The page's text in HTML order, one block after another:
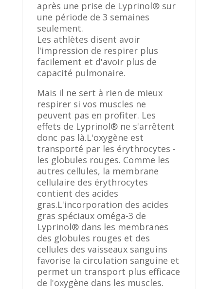
après une prise de Lyprinol® sur
une période de 3 semaines
seulement.
Les athlètes disent avoir
l'impression de respirer plus
facilement et d'avoir plus de
capacité pulmonaire.
Mais il ne sert à rien de mieux
respirer si vos muscles ne
peuvent pas en profiter. Les
effets de Lyprinol® ne s'arrêtent
donc pas là.L'oxygène est
transporté par les érythrocytes -
les globules rouges. Comme les
autres cellules, la membrane
cellulaire des érythrocytes
contient des acides
gras.L'incorporation des acides
gras spéciaux oméga-3 de
Lyprinol® dans les membranes
des globules rouges et des
cellules des vaisseaux sanguins
favorise la circulation sanguine et
permet un transport plus efficace
de l'oxygène dans les muscles.